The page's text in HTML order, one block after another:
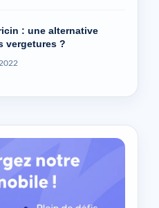
: une alternative
vergetures ?